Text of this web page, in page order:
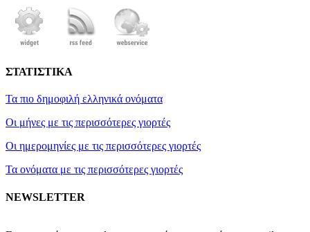
ΣΤΑΤΙΣΤΙΚΑ
Τα πιο δημοφιλή ελληνικά ονόματα
Οι μήνες με τις περισσότερες γιορτές
Οι ημερομηνίες με τις περισσότερες γιορτές
Τα ονόματα με τις περισσότερες γιορτές
NEWSLETTER